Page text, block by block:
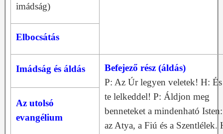
imádság)
Elbocsátás
Imádság és áldás
Befejező rész (áldás)
P: Az Úr legyen veletek! H: És
te lelkeddel! P: Áldjon meg
benneteket a mindenható Isten:
az Atya, a Fiú és a Szentlélek.
Az utolsó
evangélium